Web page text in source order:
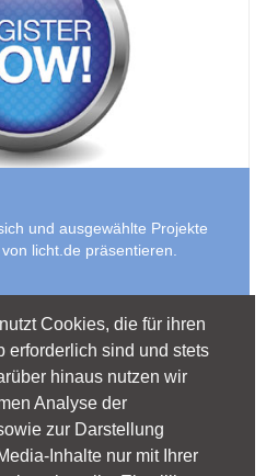
und ausgewählte Projekte
licht.de präsentieren.
Cookies, die für ihren
erforderlich sind und stets
hinaus nutzen wir
Analyse der
zur Darstellung
Inhalte nur mit Ihrer